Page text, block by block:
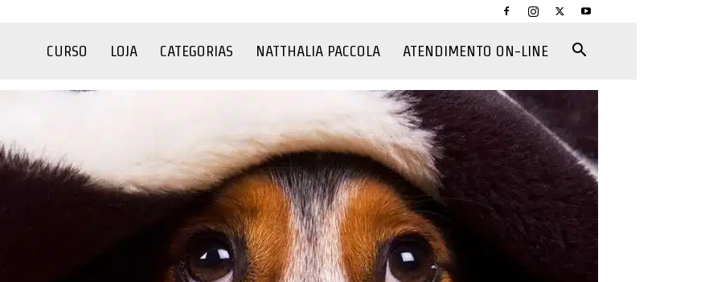
CURSO LOJA CATEGORIAS NATTHALIA PACCOLA ATENDIMENTO ON-LINE